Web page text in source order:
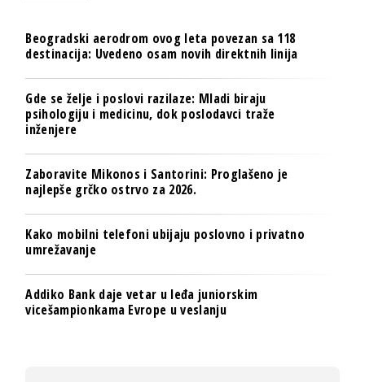
Beogradski aerodrom ovog leta povezan sa 118
destinacija: Uvedeno osam novih direktnih linija
Gde se želje i poslovi razilaze: Mladi biraju
psihologiju i medicinu, dok poslodavci traže
inženjere
Zaboravite Mikonos i Santorini: Proglašeno je
najlepše grčko ostrvo za 2026.
Kako mobilni telefoni ubijaju poslovno i privatno
umrežavanje
Addiko Bank daje vetar u leđa juniorskim
vicešampionkama Evrope u veslanju